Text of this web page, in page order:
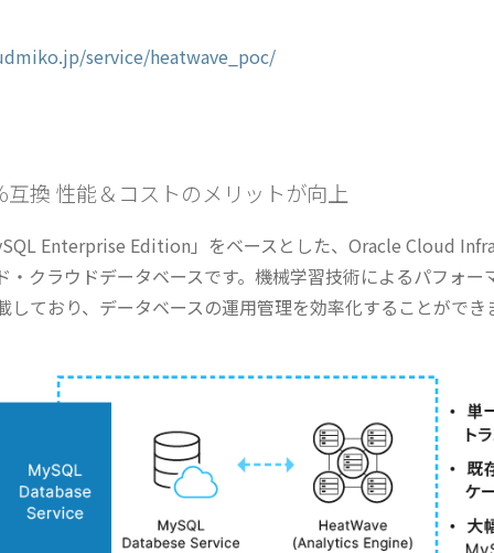
service/heatwave_poc/
換 性能＆コストのメリットが向上
Enterprise Edition」をベースとした、Oracle Cloud
・クラウドデータベースです。機械学習技術によるパフォー
ており、データベースの運用管理を効率化することができ